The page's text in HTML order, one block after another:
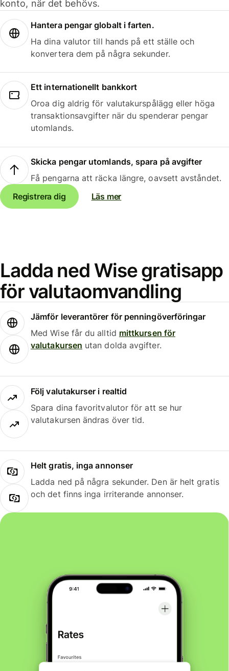
konto, när det behövs.
Hantera pengar globalt i farten.
Ha dina valutor till hands på ett ställe och
konvertera dem på några sekunder.
Ett internationellt bankkort
Oroa dig aldrig för valutakurspålägg eller höga
transaktionsavgifter när du spenderar pengar
utomlands.
Skicka pengar utomlands, spara på avgifter
Få pengarna att räcka längre, oavsett avståndet.
Registrera dig
Läs mer
Ladda ned Wise gratisapp
för valutaomvandling
Jämför leverantörer för penningöverföringar
Med Wise får du alltid mittkursen för
valutakursen utan dolda avgifter.
Följ valutakurser i realtid
Spara dina favoritvalutor för att se hur
valutakursen ändras över tid.
Helt gratis, inga annonser
Ladda ned på några sekunder. Den är helt gratis
och det finns inga irriterande annonser.